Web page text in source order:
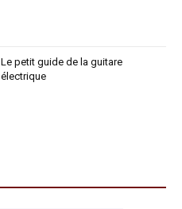
Le petit guide de la guitare
électrique